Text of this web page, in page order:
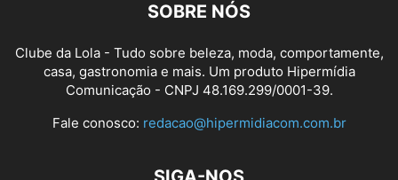
SOBRE NÓS
Clube da Lola - Tudo sobre beleza, moda, comportamente,
casa, gastronomia e mais. Um produto Hipermídia
Comunicação - CNPJ 48.169.299/0001-39.
Fale conosco: redacao@hipermidiacom.com.br